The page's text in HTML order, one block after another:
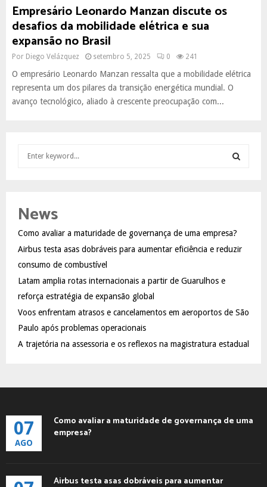
Empresário Leonardo Manzan discute os
desafios da mobilidade elétrica e sua
expansão no Brasil
Por Diego Velázquez setembro 5, 2025 0 241
O empresário Leonardo Manzan ressalta que a mobilidade elétrica
representa um dos pilares da transição energética mundial. O
avanço tecnológico, aliado à crescente preocupação com...
h
o
r
:
R
News
Como avaliar a maturidade de governança de uma empresa?
Airbus testa asas dobráveis para aumentar eficiência e reduzir
consumo de combustível
Latam amplia rotas internacionais a partir de Guarulhos e
reforça estratégia de expansão global
Voos enfrentam atrasos e cancelamentos em aeroportos de São
Paulo após problemas operacionais
A trajetória na assessoria e os reflexos na magistratura estadual
07
AGO
Como avaliar a maturidade de governança de uma
empresa?
Airbus testa asas dobráveis para aumentar